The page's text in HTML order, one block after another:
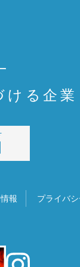
ける企業
報 プライバ